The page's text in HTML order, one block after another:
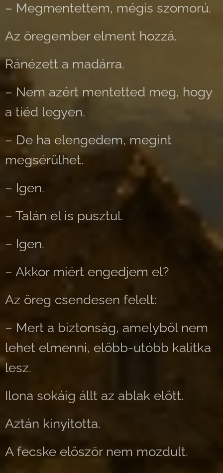
– Megmentettem, mégis szomorú.
Az öregember elment hozzá.
Ránézett a madárra.
– Nem azért mentetted meg, hogy
a tiéd legyen.
– De ha elengedem, megint
megsérülhet.
– Igen.
– Talán el is pusztul.
– Igen.
– Akkor miért engedjem el?
Az öreg csendesen felelt:
– Mert a biztonság, amelyből nem
lehet elmenni, előbb-utóbb kalitka
lesz.
Ilona sokáig állt az ablak előtt.
Aztán kinyitotta.
A fecske először nem mozdult.